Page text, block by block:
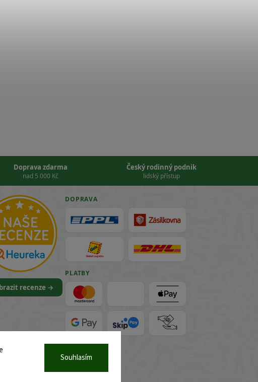
Souhlasím
Doprava zdarma
nad 5 000 Kč
Český rodinný podnik
lidský přístup
recenze →
DOPRAVA
PLATBY